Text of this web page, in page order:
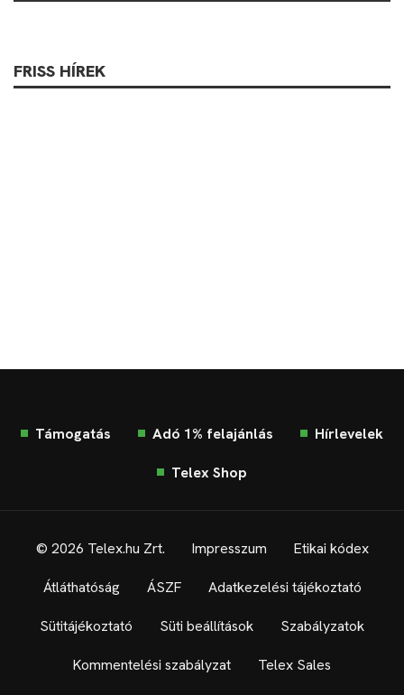
FRISS HÍREK
Támogatás Adó 1% felajánlás Hírlevelek
Telex Shop
© 2026 Telex.hu Zrt. Impresszum Etikai kódex
Átláthatóság ÁSZF Adatkezelési tájékoztató
Sütitájékoztató Süti beállítások Szabályzatok
Kommentelési szabályzat Telex Sales